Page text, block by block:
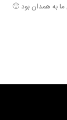
به همدان بود 🙂